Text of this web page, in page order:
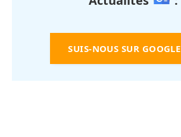
SUIS-NOUS SUR GOOGLE